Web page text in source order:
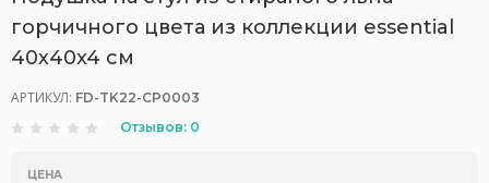
горчичного цвета из коллекции essential
40х40x4 см
АРТИКУЛ: FD-TK22-CP0003
Отзывов: 0
ЦЕНА